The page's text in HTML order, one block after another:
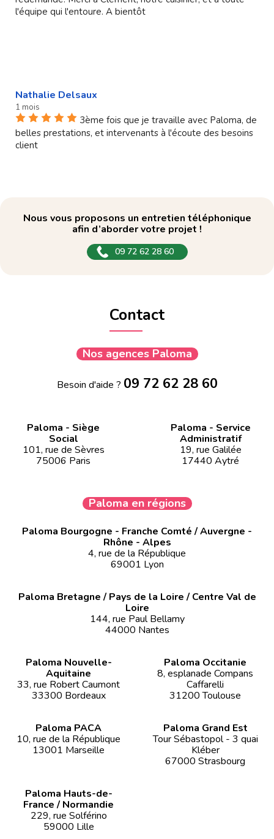
l'équipe qui l'entoure. A bientôt
Nathalie Delsaux
1 mois
3ème fois que je travaille avec Paloma, de
belles prestations, et intervenants à l'écoute des besoins
client
Nous vous proposons un entretien téléphonique
afin d’aborder votre projet !
09 72 62 28 60
Contact
Nos agences Paloma
Besoin d'aide ? 09 72 62 28 60
Paloma - Siège
Social
101, rue de Sèvres
75006 Paris
Paloma - Service
Administratif
19, rue Galilée
17440 Aytré
Paloma en régions
Paloma Bourgogne - Franche Comté / Auvergne -
Rhône - Alpes
4, rue de la République
69001 Lyon
Paloma Bretagne / Pays de la Loire / Centre Val de
Loire
144, rue Paul Bellamy
44000 Nantes
Paloma Nouvelle-
Aquitaine
33, rue Robert Caumont
33300 Bordeaux
Paloma Occitanie
8, esplanade Compans
Caffarelli
31200 Toulouse
Paloma PACA
10, rue de la République
13001 Marseille
Paloma Grand Est
Tour Sébastopol - 3 quai
Kléber
67000 Strasbourg
Paloma Hauts-de-
France / Normandie
229, rue Solférino
59000 Lille